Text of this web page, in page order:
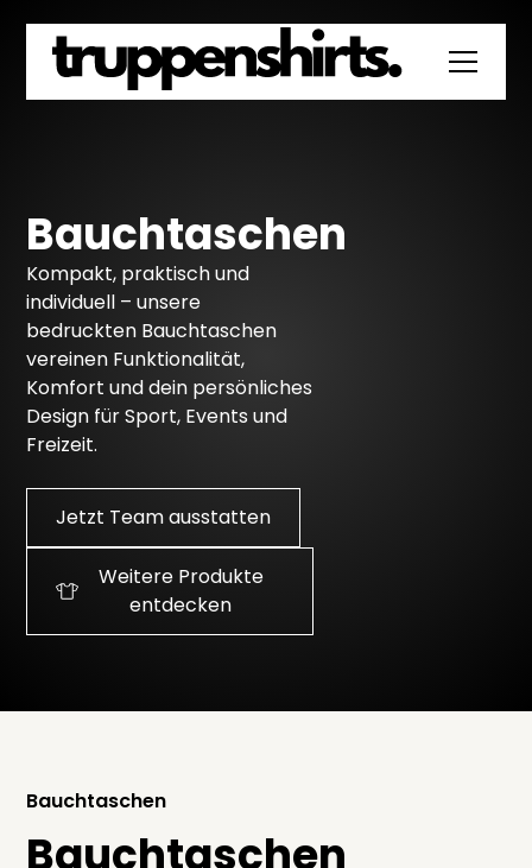
Bauchtaschen
Kompakt, praktisch und
individuell – unsere
bedruckten Bauchtaschen
vereinen Funktionalität,
Komfort und dein persönliches
Design für Sport, Events und
Freizeit.
Jetzt Team ausstatten
Weitere Produkte
entdecken
Bauchtaschen
Bauchtaschen